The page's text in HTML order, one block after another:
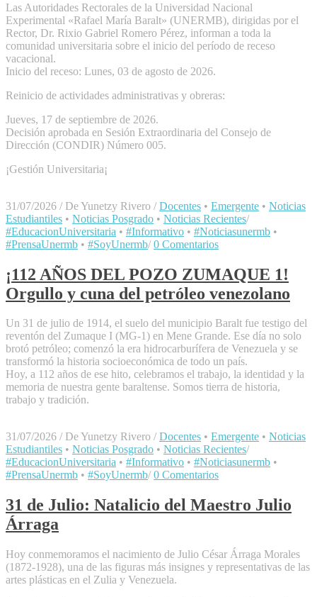
Las Autoridades Rectorales de la Universidad Nacional
Experimental «Rafael María Baralt» (UNERMB), dirigidas por el
Rector, Dr. Rixio Gabriel Romero Pérez, informan a toda la
comunidad universitaria sobre el inicio del período de receso
vacacional.
Inicio del receso: Lunes, 03 de agosto de 2026.
Reinicio de actividades administrativas y obreras:
Jueves, 17 de septiembre de 2026.
Decisión aprobada en Sesión Extraordinaria del Consejo de
Dirección (CONDIR) Número 005.
¡Gestión Universitaria¡
31/07/2026 / De Yunetzy Rivero / Docentes • Emergente • Noticias
Estudiantiles • Noticias Posgrado • Noticias Recientes/
#EducacionUniversitaria • #Informativo • #Noticiasunermb •
#PrensaUnermb • #SoyUnermb/ 0 Comentarios
¡112 AÑOS DEL POZO ZUMAQUE 1!
Orgullo y cuna del petróleo venezolano
Un 31 de julio de 1914, el suelo del municipio Baralt fue testigo del
reventón del Zumaque I (MG-1) en Mene Grande. Ese día no solo
brotó petróleo; comenzó la era hidrocarburífera de Venezuela y se
transformó la historia socioeconómica de todo un país.
Hoy, a 112 años de ese hito, celebramos el trabajo, la identidad y la
memoria de nuestra gente baraltense. Somos tierra de historia,
trabajo y tradición.
31/07/2026 / De Yunetzy Rivero / Docentes • Emergente • Noticias
Estudiantiles • Noticias Posgrado • Noticias Recientes/
#EducacionUniversitaria • #Informativo • #Noticiasunermb •
#PrensaUnermb • #SoyUnermb/ 0 Comentarios
31 de Julio: Natalicio del Maestro Julio
Árraga
​Hoy conmemoramos el nacimiento de Julio César Árraga Morales
(1872-1928), una de las figuras más insignes y representativas de las
artes plásticas en el Zulia y Venezuela.